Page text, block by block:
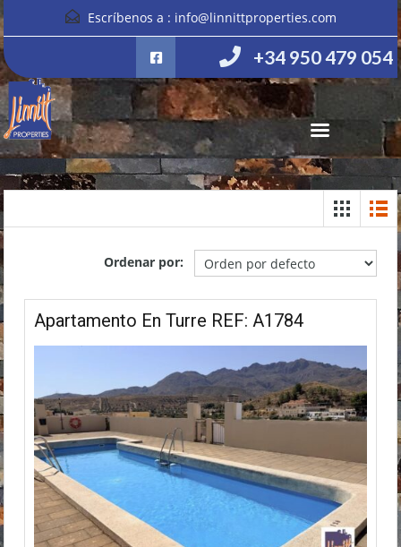
Escríbenos a : info@linnittproperties.com
+34 950 479 054
Ordenar por:
Apartamento En Turre REF: A1784